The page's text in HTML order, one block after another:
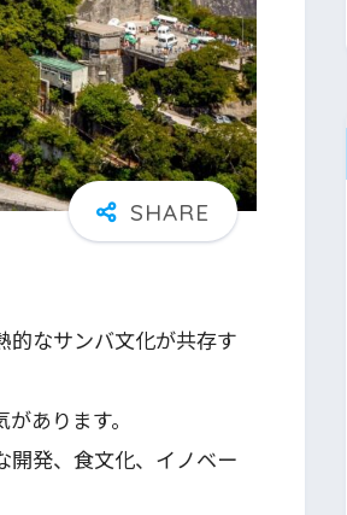
的なサンバ文化が共存す
あります。
開発、食文化、イノベー